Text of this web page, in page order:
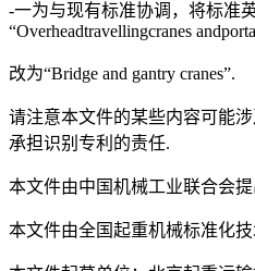
-一为与现有标准协调，将标准
“Overheadtravellingcranes
改为“Bridge and gantry cranes”.
请注意本文件的某些内容可能
承担识别专利的责任.
本文件由中国机械工业联合会提
本文件由全国起重机械标准化